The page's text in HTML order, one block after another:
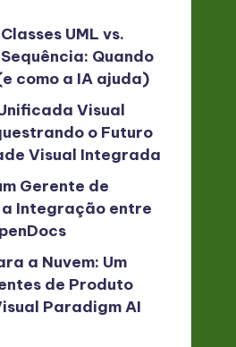
UML vs.
Quando
como a IA ajuda)
Visual
o Futuro
Visual Integrada
Gerente de
Integração entre
a Nuvem: Um
de Produto
Paradigm AI